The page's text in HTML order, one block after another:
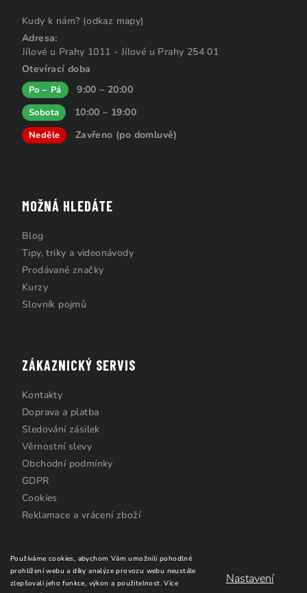
Používáme cookies, abychom Vám umožnili pohodlné
prohlížení webu a díky analýze provozu webu neustále
zlepšovali jeho funkce, výkon a použitelnost.Více
Nastavení
Kudy k nám? (odkaz mapy)
Adresa:
Jílové u Prahy 1011 - Jílové u Prahy 254 01
Otevírací doba
Po – Pá 9:00 – 20:00
Sobota 10:00 – 19:00
Neděle Zavřeno (po domluvě)
MOŽNÁ HLEDÁTE
Blog
Tipy, triky a videonávody
Prodávané značky
Kurzy
Slovník pojmů
ZÁKAZNICKÝ SERVIS
Kontakty
Doprava a platba
Sledování zásilek
Věrnostní slevy
Obchodní podmínky
GDPR
Cookies
Reklamace a vrácení zboží